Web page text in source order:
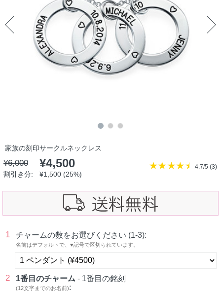
家族の刻印サークルネックレス
¥6,000 ¥4,500
割引き分: ¥1,500 (25%)
4.7/5 (3)
1 チャームの数をお選びください (1-3):
名前はデフォルトで、♥記号で区切られています。
2 1番目のチャーム - 1番目の銘刻
(12文字までのお名前):